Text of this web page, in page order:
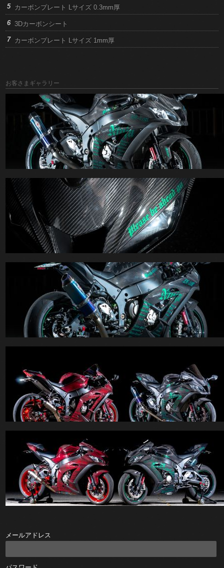
カーボンプレート Lサイズ 0.3mm厚
3Dカーボンシート
カーボンプレート Lサイズ 1mm厚
お客さまギャラリー
メールアドレス